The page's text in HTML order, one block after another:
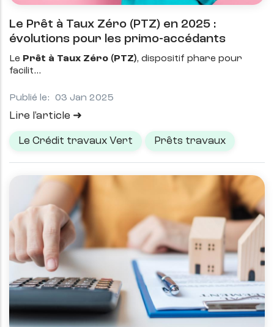
Le Prêt à Taux Zéro (PTZ) en 2025 :
évolutions pour les primo-accédants
Le Prêt à Taux Zéro (PTZ), dispositif phare pour
facilit
Publié le: 03 Jan 2025
Lire l'article
Le Crédit travaux Vert Prêts travaux